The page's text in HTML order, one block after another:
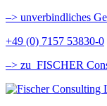
–> unverbindliches
+49 (0) 7157 53830-0
–> zu FISCHER